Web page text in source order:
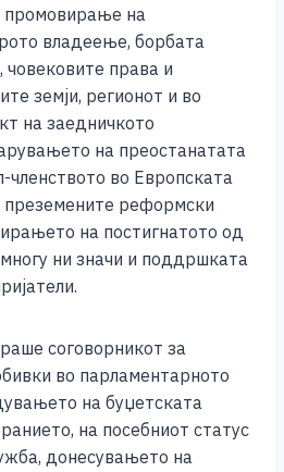
промовирање на
владеење, борбата
човековите права и
земји, регионот и во
на заедничкото
на преостанатата
во Европската
преземените реформски
на постигнатото од
ни значи и поддршката
соговорникот за
во парламентарното
на буџетската
на посебниот статус
донесувањето на